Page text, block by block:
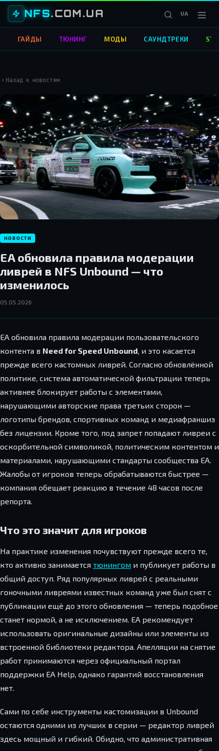
NFS.COM.UA UA
ГАЙДЫ ТЮНИНГ МОДЫ САУНДТРЕКИ
Назад к новостям
НОВОСТИ
EA обновила правила модерации
ливрей в NFS Unbound — что
изменилось
05.05.2026
EA обновила правила модерации пользовательского
контента в Need for Speed Unbound, и это касается
прежде всего кастомных ливрей. Согласно обновлённой
политике, система автоматической фильтрации теперь
активнее блокирует работы с элементами,
нарушающими авторские права третьих сторон —
логотипы брендов, спортивных команд и медиафраншиз
без лицензии. Кроме того, под запрет попадают ливреи с
оскорбительной символикой, политическим контентом и
материалами, нарушающими стандарты сообщества EA.
Жалобы от игроков теперь обрабатываются быстрее —
компания обещает реакцию в течение 48 часов после
репорта.
Что это значит для игроков
На практике изменения почувствуют прежде всего те,
кто активно занимается тюнингом и публикует работы в
общий доступ. Ряд популярных ливрей с реальными
гоночными ливреями известных команд уже был снят с
публикации ещё до этого обновления — теперь подобное
станет нормой, а не исключением. EA рекомендует
использовать оригинальные дизайны или элементы из
встроенной библиотеки редактора. Апелляции на снятие
работ принимаются через официальный портал
поддержки EA Help, однако гарантий восстановления
нет.
Сами по себе инструменты кастомизации в Unbound
остаются одними из лучших в серии — редактор ливрей
здесь мощный и гибкий. Обидно, что административная